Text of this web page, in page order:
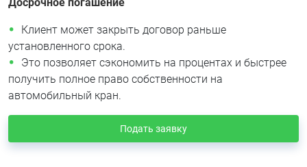
Клиент может закрыть договор раньше
установленного срока.
Это позволяет сэкономить на процентах и быстрее
получить полное право собственности на
автомобильный кран.
Подать заявку